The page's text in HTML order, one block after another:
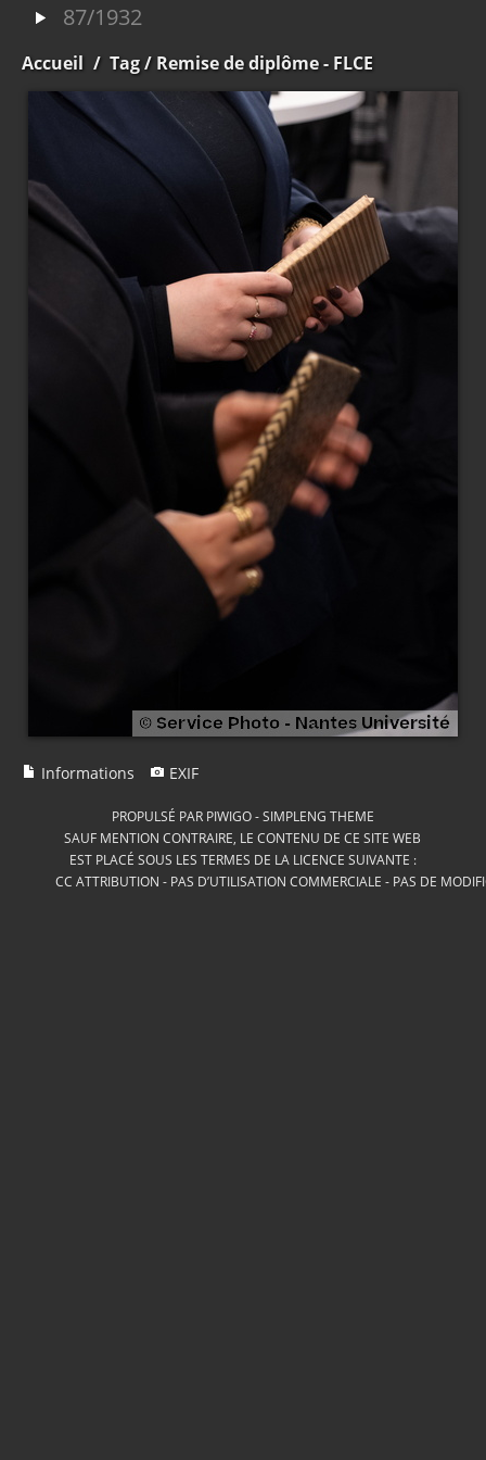
87/1932
Accueil / Tag/ Remise de diplôme - FLCE
Informations EXIF
PROPULSÉ PAR PIWIGO-SIMPLENG THEME
SAUF MENTION CONTRAIRE, LE CONTENU DE CE SITE WEB
EST PLACÉ SOUS LES TERMES DE LA LICENCE SUIVANTE :
CC ATTRIBUTION - PAS D’UTILISATION COMMERCIALE - PAS DE